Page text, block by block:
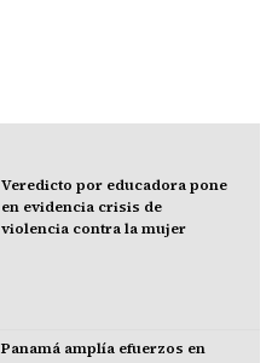
Veredicto por educadora pone
en evidencia crisis de
violencia contra la mujer
Panamá amplía efuerzos en